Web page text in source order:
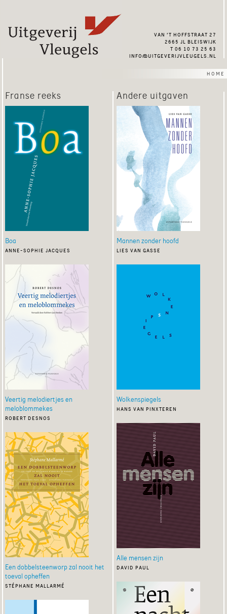
van ’t hoffstraat 27
2665 jl bleiswijk
t 06 10 73 25 63
info@uitgeverijvleugels.nl
home
Franse reeks
Boa
anne-sophie jacques
Veertig melodiertjes en
meloblommekes
robert desnos
Een dobbelsteenworp zal nooit het
toeval opheffen
stéphane mallarmé
Andere uitgaven
Mannen zonder hoofd
lies van gasse
Wolkenspiegels
hans van pinxteren
Alle mensen zijn
david paul